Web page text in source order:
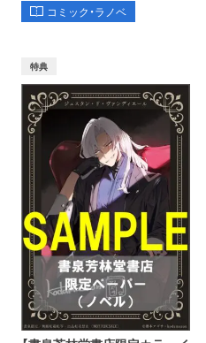
コミック・ラノベ
特典